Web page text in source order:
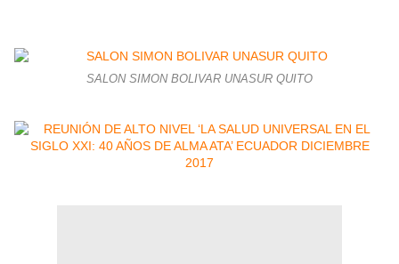
SALON SIMON BOLIVAR UNASUR QUITO